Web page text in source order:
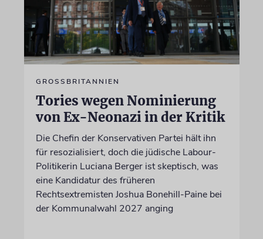
GROSSBRITANNIEN
Tories wegen Nominierung
von Ex-Neonazi in der Kritik
Die Chefin der Konservativen Partei hält ihn
für resozialisiert, doch die jüdische Labour-
Politikerin Luciana Berger ist skeptisch, was
eine Kandidatur des früheren
Rechtsextremisten Joshua Bonehill-Paine bei
der Kommunalwahl 2027 anging